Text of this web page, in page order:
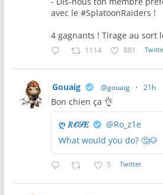
avec le #SplatoonRaiders !
4 gagnants ! Tirage au sort
1114 881
Gouaig @gouaig · 21h
Bon chien ça 👌
ღ 𝑅𝒪𝒮𝐸
@Ro_z1e
What would you do? 🤔🐶
5 Twitter